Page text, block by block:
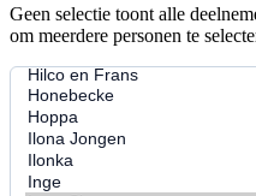
Geen selectie toont alle
om meerdere personen te